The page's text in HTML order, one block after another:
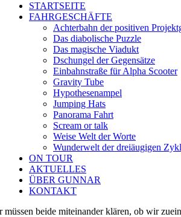
STARTSEITE
FAHRGESCHÄFTE
Achterbahn der positiven
Das diabolische Puzzle
Das magische Viadukt
Dschungel der Gegensätze
Einbahnstraße für Alpha Scooter
Gravity Tube
Hypothesenampel
Jumping Hats
Panorama Fahrt
Scream or talk
Weise Welt der Worte
Wunderwelt der dreiäugigen
ON TOUR
AKTUELLES
ÜBER GUNNAR
KONTAKT
müssen beide miteinander klären, ob wir